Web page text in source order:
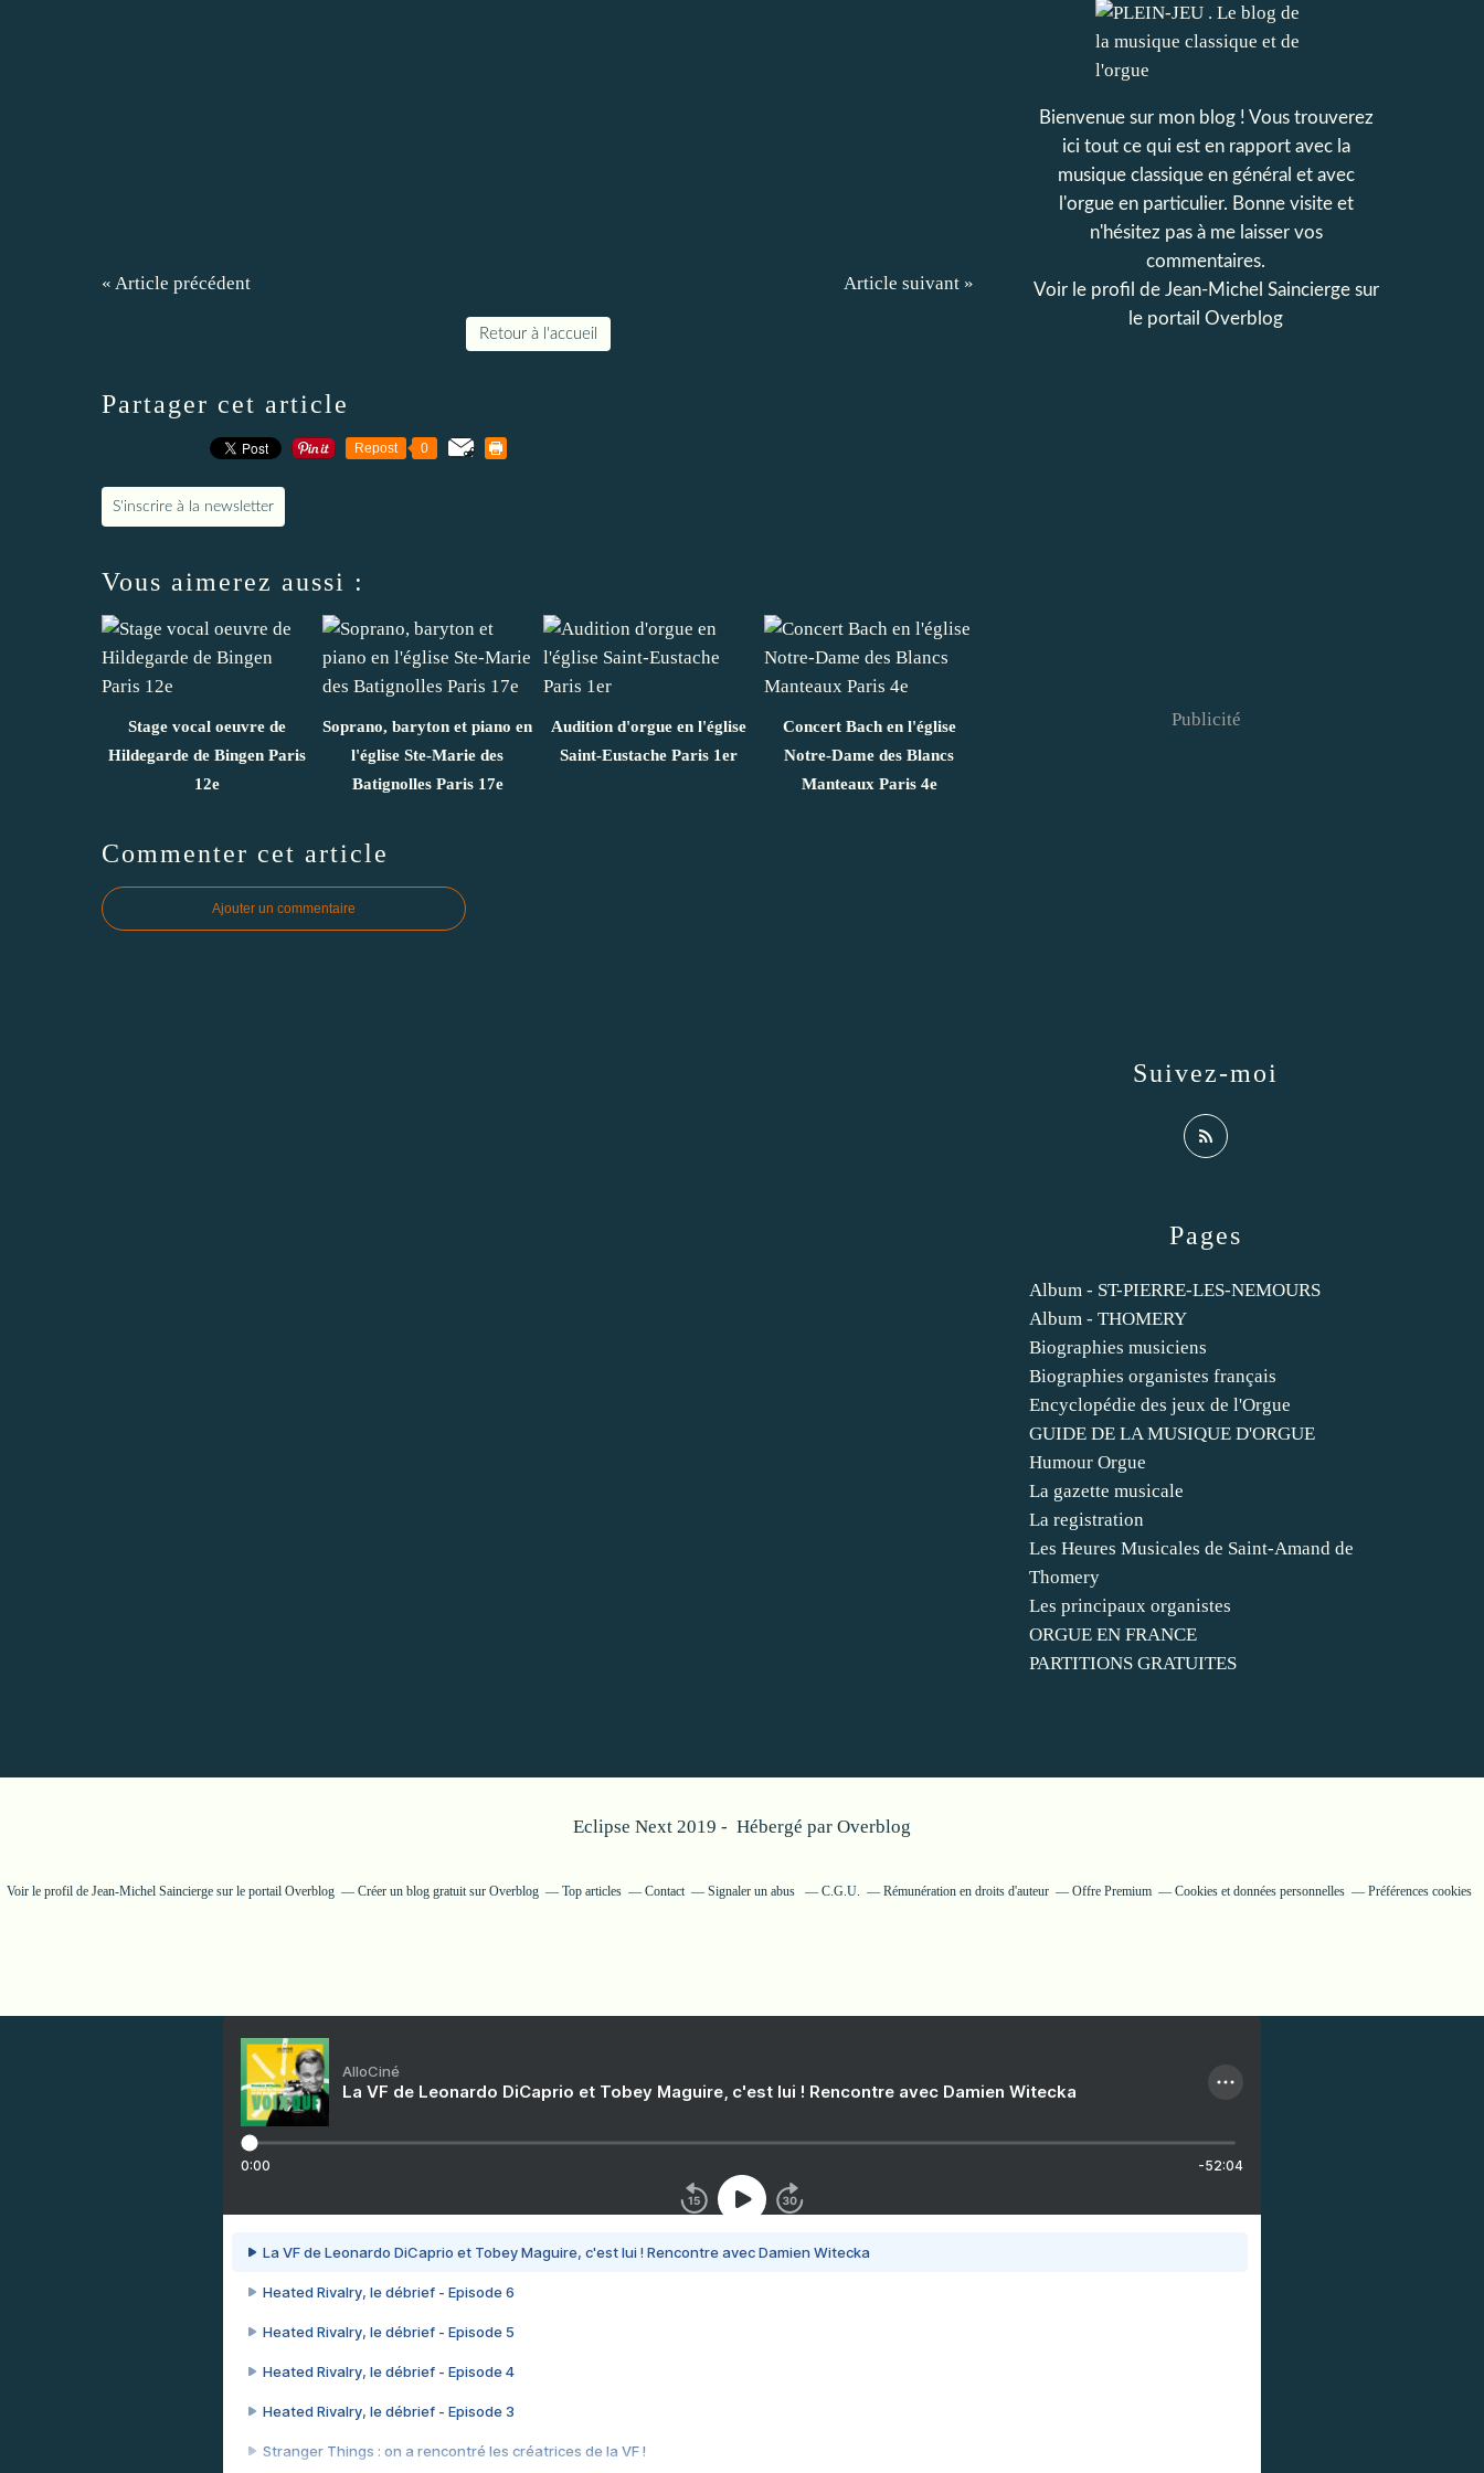
« Article précédent Article suivant »
Retour à l'accueil
Partager cet article
Repost 0
S'inscrire à la newsletter
Vous aimerez aussi :
Stage vocal oeuvre de
Hildegarde de Bingen Paris
12e
Soprano, baryton et piano en
l'église Ste-Marie des
Batignolles Paris 17e
Audition d'orgue en l'église
Saint-Eustache Paris 1er
Concert Bach en l'église
Notre-Dame des Blancs
Manteaux Paris 4e
Commenter cet article
Ajouter un commentaire
Pages
Album - ST-PIERRE-LES-NEMOURS
Album - THOMERY
Biographies musiciens
Biographies organistes français
Encyclopédie des jeux de l'Orgue
GUIDE DE LA MUSIQUE D'ORGUE
Humour Orgue
La gazette musicale
La registration
Les Heures Musicales de Saint-Amand de
Thomery
Les principaux organistes
ORGUE EN FRANCE
PARTITIONS GRATUITES
Bienvenue sur mon blog ! Vous trouverez
ici tout ce qui est en rapport avec la
musique classique en général et avec
l'orgue en particulier. Bonne visite et
n'hésitez pas à me laisser vos
commentaires.
Voir le profil de Jean-Michel Sainciergesur
le portail Overblog
Suivez-moi
Publicité
Eclipse Next 2019 - Hébergé par Overblog
Voir le profil de Jean-Michel Sainciergesur le portail Overblog Créer un blog gratuit sur Overblog Top articles Contact Signaler un abus C.G.U. Rémunération en droits d'auteur Offre Premium Cookies et données personnelles Préférences cookies
AlloCiné
La VF de Leonardo DiCaprio et Tobey Maguire, c'est lui ! Rencontre avec Damien Witecka
0:00 -52:04
La VF de Leonardo DiCaprio et Tobey Maguire, c'est lui ! Rencontre avec Damien Witecka
Heated Rivalry, le débrief - Episode 6
Heated Rivalry, le débrief - Episode 5
Heated Rivalry, le débrief - Episode 4
Heated Rivalry, le débrief - Episode 3
Stranger Things : on a rencontré les créatrices de la VF !